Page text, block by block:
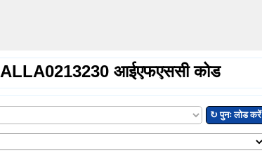
ALLA0213230 आईएफएससी कोड
↻ पुनः लोड करें